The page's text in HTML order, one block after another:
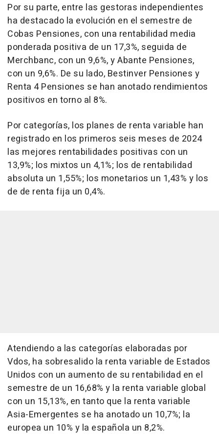
Por su parte, entre las gestoras independientes
ha destacado la evolución en el semestre de
Cobas Pensiones, con una rentabilidad media
ponderada positiva de un 17,3%, seguida de
Merchbanc, con un 9,6%, y Abante Pensiones,
con un 9,6%. De su lado, Bestinver Pensiones y
Renta 4 Pensiones se han anotado rendimientos
positivos en torno al 8%.
Por categorías, los planes de renta variable han
registrado en los primeros seis meses de 2024
las mejores rentabilidades positivas con un
13,9%; los mixtos un 4,1%; los de rentabilidad
absoluta un 1,55%; los monetarios un 1,43% y los
de de renta fija un 0,4%.
Atendiendo a las categorías elaboradas por
Vdos, ha sobresalido la renta variable de Estados
Unidos con un aumento de su rentabilidad en el
semestre de un 16,68% y la renta variable global
con un 15,13%, en tanto que la renta variable
Asia-Emergentes se ha anotado un 10,7%; la
europea un 10% y la española un 8,2%.